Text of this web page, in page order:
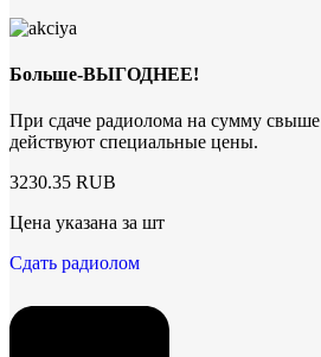
Больше-ВЫГОДНЕЕ!
При сдаче радиолома на сумму свыше
действуют специальные цены.
3230.35 RUB
Цена указана за шт
Сдать радиолом